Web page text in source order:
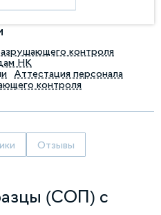
контроля
НК
Аттестация персонала
контроля
Отзывы
(СОП) с